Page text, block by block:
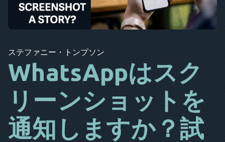
コウ
エル
BG
CS
それは
FR
ツイッター フェイスブック コピーリンク
ステファニー・トンプソン
WhatsAppはスク
リーンショットを
通知しますか？試